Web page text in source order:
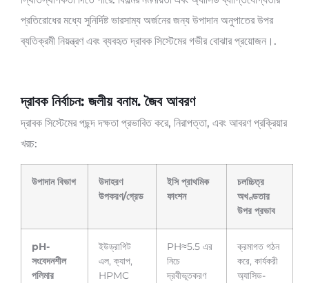
প্রতিরোধের মধ্যে সুনির্দিষ্ট ভারসাম্য অর্জনের জন্য উপাদান অনুপাতের উপর
ব্যতিক্রমী নিয়ন্ত্রণ এবং ব্যবহৃত দ্রাবক সিস্টেমের গভীর বোঝার প্রয়োজন।.
দ্রাবক নির্বাচন: জলীয় বনাম. জৈব আবরণ
দ্রাবক সিস্টেমের পছন্দ দক্ষতা প্রভাবিত করে, নিরাপত্তা, এবং আবরণ প্রক্রিয়ার
খরচ:
উপাদান বিভাগ
উদাহরণ
উপকরণ/গ্রেড
ইসি প্রাথমিক
ফাংশন
চলচ্চিত্র
অখণ্ডতার
উপর প্রভাব
pH-
সংবেদনশীল
পলিমার
ইউড্রাগিট
এল, ক্যাপ,
HPMC
PH≈5.5 এর
নিচে
দ্রবীভূতকরণ
ক্রমাগত গঠন
করে, কার্যকরী
অ্যাসিড-